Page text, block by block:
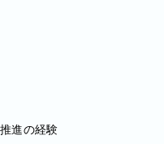
進の経験